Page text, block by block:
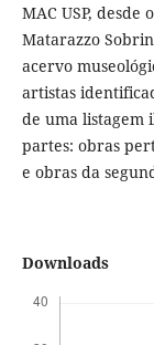
MAC USP,
Matarazzo
acervo
artistas
de uma listagem
partes: obras
e obras da
Downloads